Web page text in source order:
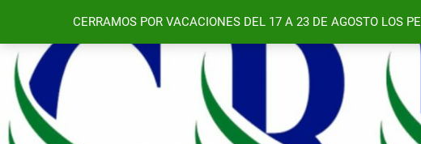
contenido
CERRAMOS POR VACACIONES DEL 17 A 23 DE AGOSTO LOS